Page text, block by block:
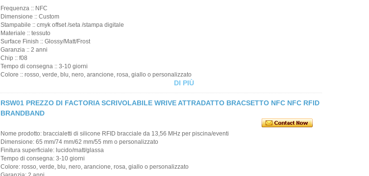
Frequenza :: NFC
Dimensione :: Custom
Stampabile :: cmyk offset /seta /stampa digitale
Materiale :: tessuto
Surface Finish :: Glossy/Matt/Frost
Garanzia :: 2 anni
Chip :: f08
Tempo di consegna :: 3-10 giorni
Colore :: rosso, verde, blu, nero, arancione, rosa, giallo o personalizzato
DI PIÙ
RSW01 PREZZO DI FACTORIA SCRIVOLABILE WRIVE ATTRADATTO BRACSETTO NFC NFC RFID
BRANDBAND
Nome prodotto: braccialetti di silicone RFID bracciale da 13,56 MHz per piscina/eventi
Dimensione: 65 mm/74 mm/62 mm/55 mm o personalizzato
Finitura superficiale: lucido/matt/glassa
Tempo di consegna: 3-10 giorni
Colore: rosso, verde, blu, nero, arancione, rosa, giallo o personalizzato